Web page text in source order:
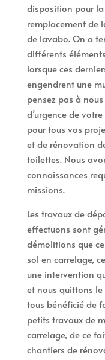
disposition pour
remplacement de
de lavabo. On a
différents
lorsque ces
engendrent une
pensez pas à
d’urgence de
pour tous vos
et de rénovation
toilettes. Nous
connaissances
missions.
Les travaux de
effectuons sont
démolitions que
sol en carrelage,
une intervention
et nous quittons
tous bénéficié de
petits travaux de
carrelage, de ce
chantiers de